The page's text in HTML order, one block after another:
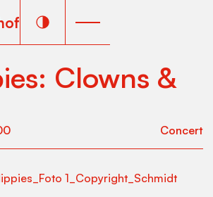
Clowns &
Concert